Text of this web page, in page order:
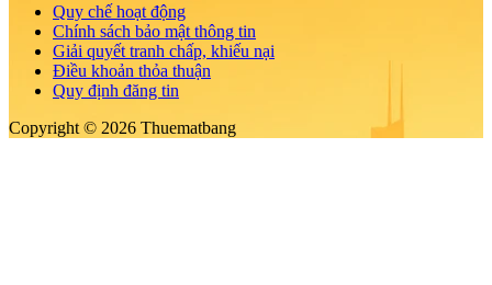
Quy chế hoạt động
Chính sách bảo mật thông tin
Giải quyết tranh chấp, khiếu nại
Điều khoản thỏa thuận
Quy định đăng tin
Copyright © 2026 Thuematbang